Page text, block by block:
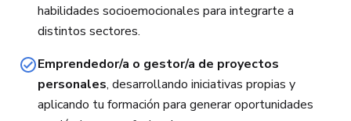
habilidades socioemocionales para integrarte a
distintos sectores.
Emprendedor/a o gestor/a de proyectos
personales, desarrollando iniciativas propias y
aplicando tu formación para generar oportunidades